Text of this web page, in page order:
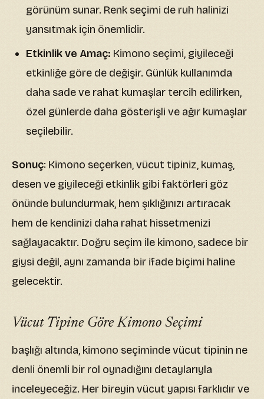
görünüm sunar. Renk seçimi de ruh halinizi
yansıtmak için önemlidir.
Etkinlik ve Amaç: Kimono seçimi, giyileceği
etkinliğe göre de değişir. Günlük kullanımda
daha sade ve rahat kumaşlar tercih edilirken,
özel günlerde daha gösterişli ve ağır kumaşlar
seçilebilir.
Sonuç: Kimono seçerken, vücut tipiniz, kumaş,
desen ve giyileceği etkinlik gibi faktörleri göz
önünde bulundurmak, hem şıklığınızı artıracak
hem de kendinizi daha rahat hissetmenizi
sağlayacaktır. Doğru seçim ile kimono, sadece bir
giysi değil, aynı zamanda bir ifade biçimi haline
gelecektir.
Vücut Tipine Göre Kimono Seçimi
başlığı altında, kimono seçiminde vücut tipinin ne
denli önemli bir rol oynadığını detaylarıyla
inceleyeceğiz. Her bireyin vücut yapısı farklıdır ve